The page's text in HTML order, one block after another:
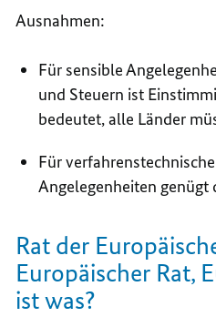
Ausnahmen:
Für sensible
und Steuern ist
bedeutet, alle Länder
Für
Angelegenheiten genügt
Rat der
Europäischer Rat,
ist was?